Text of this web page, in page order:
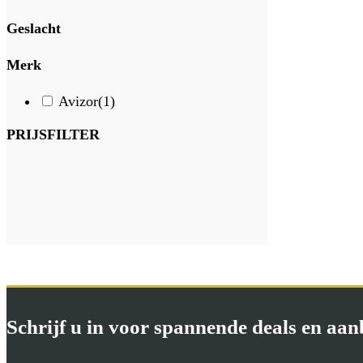
Geslacht
Merk
Avizor(1)
PRIJSFILTER
Schrijf u in voor spannende deals en